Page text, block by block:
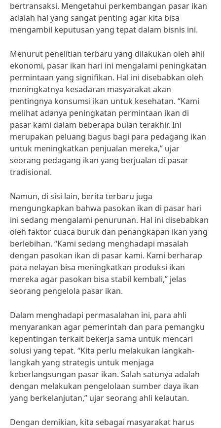
bertransaksi. Mengetahui perkembangan pasar ikan
adalah hal yang sangat penting agar kita bisa
mengambil keputusan yang tepat dalam bisnis ini.
Menurut penelitian terbaru yang dilakukan oleh ahli
ekonomi, pasar ikan hari ini mengalami peningkatan
permintaan yang signifikan. Hal ini disebabkan oleh
meningkatnya kesadaran masyarakat akan
pentingnya konsumsi ikan untuk kesehatan. “Kami
melihat adanya peningkatan permintaan ikan di
pasar kami dalam beberapa bulan terakhir. Ini
merupakan peluang bagus bagi para pedagang ikan
untuk meningkatkan penjualan mereka,” ujar
seorang pedagang ikan yang berjualan di pasar
tradisional.
Namun, di sisi lain, berita terbaru juga
mengungkapkan bahwa pasokan ikan di pasar hari
ini sedang mengalami penurunan. Hal ini disebabkan
oleh faktor cuaca buruk dan penangkapan ikan yang
berlebihan. “Kami sedang menghadapi masalah
dengan pasokan ikan di pasar kami. Kami berharap
para nelayan bisa meningkatkan produksi ikan
mereka agar pasokan bisa stabil kembali,” jelas
seorang pengelola pasar ikan.
Dalam menghadapi permasalahan ini, para ahli
menyarankan agar pemerintah dan para pemangku
kepentingan terkait bekerja sama untuk mencari
solusi yang tepat. “Kita perlu melakukan langkah-
langkah yang strategis untuk menjaga
keberlangsungan pasar ikan. Salah satunya adalah
dengan melakukan pengelolaan sumber daya ikan
yang berkelanjutan,” ujar seorang ahli kelautan.
Dengan demikian, kita sebagai masyarakat harus